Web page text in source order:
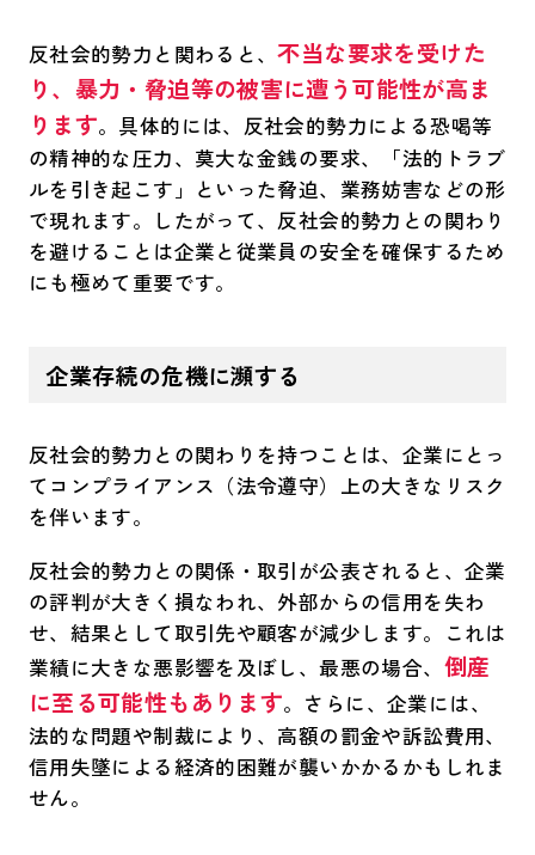
反社会的勢力と関わると、不当な要求を受けた
り、暴力・脅迫等の被害に遭う可能性が高ま
ります。具体的には、反社会的勢力による恐喝等
の精神的な圧力、莫大な金銭の要求、「法的トラブ
ルを引き起こす」といった脅迫、業務妨害などの形
で現れます。したがって、反社会的勢力との関わり
を避けることは企業と従業員の安全を確保するため
にも極めて重要です。
企業存続の危機に瀕する
反社会的勢力との関わりを持つことは、企業にとっ
てコンプライアンス（法令遵守）上の大きなリスク
を伴います。
反社会的勢力との関係・取引が公表されると、企業
の評判が大きく損なわれ、外部からの信用を失わ
せ、結果として取引先や顧客が減少します。これは
業績に大きな悪影響を及ぼし、最悪の場合、 倒産
に至る可能性もあります。さらに、企業には、
法的な問題や制裁により、高額の罰金や訴訟費用、
信用失墜による経済的困難が襲いかかるかもしれま
せん。